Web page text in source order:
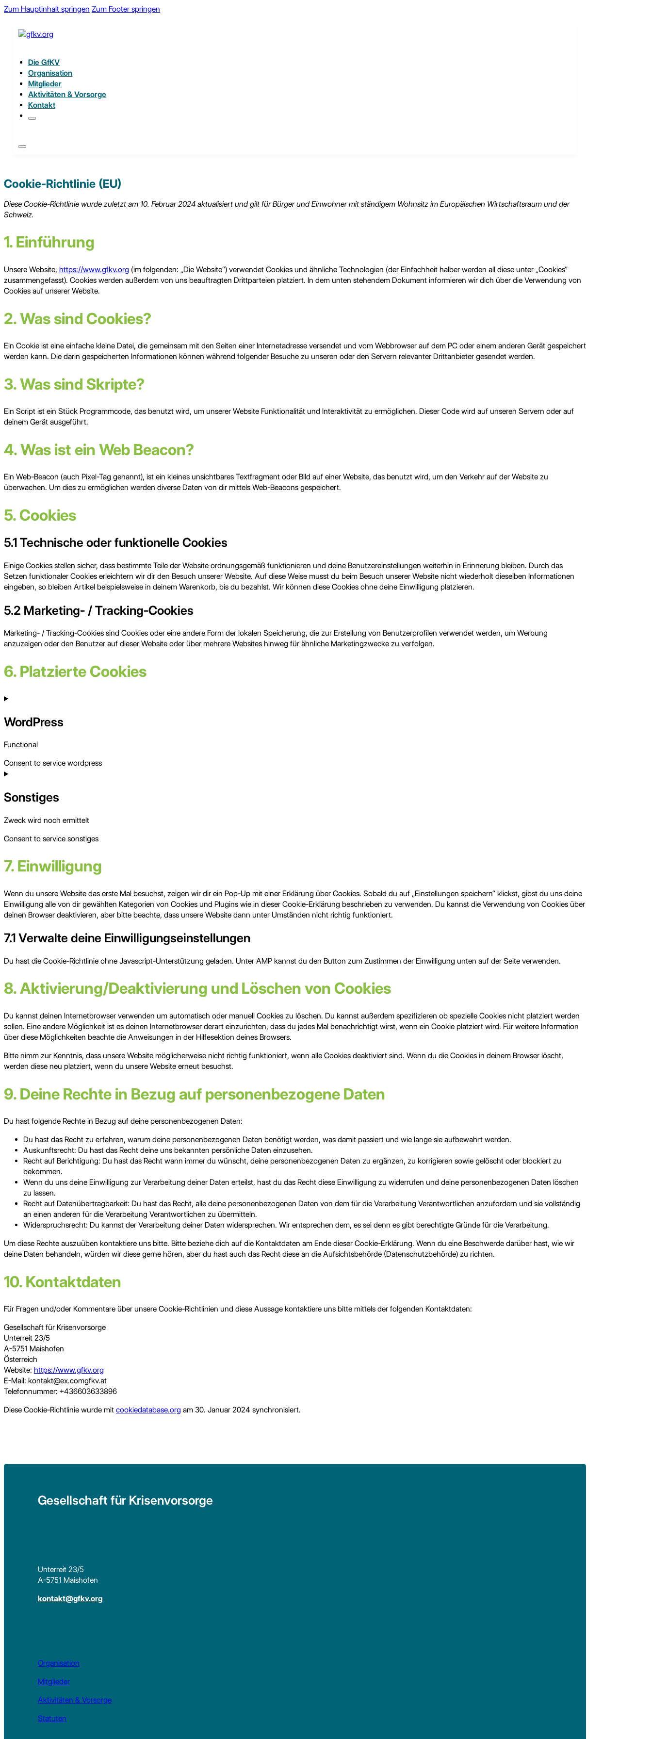
Zum Hauptinhalt springen Zum Footer springen
Die GfKV
Organisation
Mitglieder
Aktivitäten & Vorsorge
Kontakt
Cookie-Richtlinie (EU)
Diese Cookie-Richtlinie wurde zuletzt am 10. Februar 2024 aktualisiert und gilt für Bürger und Einwohner mit ständigem Wohnsitz im Europäischen Wirtschaftsraum und der
Schweiz.
1. Einführung
Unsere Website, https://www.gfkv.org (im folgenden: „Die Website“) verwendet Cookies und ähnliche Technologien (der Einfachheit halber werden all diese unter „Cookies“
zusammengefasst). Cookies werden außerdem von uns beauftragten Drittparteien platziert. In dem unten stehendem Dokument informieren wir dich über die Verwendung von
Cookies auf unserer Website.
2. Was sind Cookies?
Ein Cookie ist eine einfache kleine Datei, die gemeinsam mit den Seiten einer Internetadresse versendet und vom Webbrowser auf dem PC oder einem anderen Gerät gespeichert
werden kann. Die darin gespeicherten Informationen können während folgender Besuche zu unseren oder den Servern relevanter Drittanbieter gesendet werden.
3. Was sind Skripte?
Ein Script ist ein Stück Programmcode, das benutzt wird, um unserer Website Funktionalität und Interaktivität zu ermöglichen. Dieser Code wird auf unseren Servern oder auf
deinem Gerät ausgeführt.
4. Was ist ein Web Beacon?
Ein Web-Beacon (auch Pixel-Tag genannt), ist ein kleines unsichtbares Textfragment oder Bild auf einer Website, das benutzt wird, um den Verkehr auf der Website zu
überwachen. Um dies zu ermöglichen werden diverse Daten von dir mittels Web-Beacons gespeichert.
5. Cookies
5.1 Technische oder funktionelle Cookies
Einige Cookies stellen sicher, dass bestimmte Teile der Website ordnungsgemäß funktionieren und deine Benutzereinstellungen weiterhin in Erinnerung bleiben. Durch das
Setzen funktionaler Cookies erleichtern wir dir den Besuch unserer Website. Auf diese Weise musst du beim Besuch unserer Website nicht wiederholt dieselben Informationen
eingeben, so bleiben Artikel beispielsweise in deinem Warenkorb, bis du bezahlst. Wir können diese Cookies ohne deine Einwilligung platzieren.
5.2 Marketing- / Tracking-Cookies
Marketing- / Tracking-Cookies sind Cookies oder eine andere Form der lokalen Speicherung, die zur Erstellung von Benutzerprofilen verwendet werden, um Werbung
anzuzeigen oder den Benutzer auf dieser Website oder über mehrere Websites hinweg für ähnliche Marketingzwecke zu verfolgen.
6. Platzierte Cookies
WordPress
Functional
Consent to service wordpress
Sonstiges
Zweck wird noch ermittelt
Consent to service sonstiges
7. Einwilligung
Wenn du unsere Website das erste Mal besuchst, zeigen wir dir ein Pop-Up mit einer Erklärung über Cookies. Sobald du auf „Einstellungen speichern“ klickst, gibst du uns deine
Einwilligung alle von dir gewählten Kategorien von Cookies und Plugins wie in dieser Cookie-Erklärung beschrieben zu verwenden. Du kannst die Verwendung von Cookies über
deinen Browser deaktivieren, aber bitte beachte, dass unsere Website dann unter Umständen nicht richtig funktioniert.
7.1 Verwalte deine Einwilligungseinstellungen
Du hast die Cookie-Richtlinie ohne Javascript-Unterstützung geladen. Unter AMP kannst du den Button zum Zustimmen der Einwilligung unten auf der Seite verwenden.
8. Aktivierung/Deaktivierung und Löschen von Cookies
Du kannst deinen Internetbrowser verwenden um automatisch oder manuell Cookies zu löschen. Du kannst außerdem spezifizieren ob spezielle Cookies nicht platziert werden
sollen. Eine andere Möglichkeit ist es deinen Internetbrowser derart einzurichten, dass du jedes Mal benachrichtigt wirst, wenn ein Cookie platziert wird. Für weitere Information
über diese Möglichkeiten beachte die Anweisungen in der Hilfesektion deines Browsers.
Bitte nimm zur Kenntnis, dass unsere Website möglicherweise nicht richtig funktioniert, wenn alle Cookies deaktiviert sind. Wenn du die Cookies in deinem Browser löscht,
werden diese neu platziert, wenn du unsere Website erneut besuchst.
9. Deine Rechte in Bezug auf personenbezogene Daten
Du hast folgende Rechte in Bezug auf deine personenbezogenen Daten:
Du hast das Recht zu erfahren, warum deine personenbezogenen Daten benötigt werden, was damit passiert und wie lange sie aufbewahrt werden.
Auskunftsrecht: Du hast das Recht deine uns bekannten persönliche Daten einzusehen.
Recht auf Berichtigung: Du hast das Recht wann immer du wünscht, deine personenbezogenen Daten zu ergänzen, zu korrigieren sowie gelöscht oder blockiert zu
bekommen.
Wenn du uns deine Einwilligung zur Verarbeitung deiner Daten erteilst, hast du das Recht diese Einwilligung zu widerrufen und deine personenbezogenen Daten löschen
zu lassen.
Recht auf Datenübertragbarkeit: Du hast das Recht, alle deine personenbezogenen Daten von dem für die Verarbeitung Verantwortlichen anzufordern und sie vollständig
an einen anderen für die Verarbeitung Verantwortlichen zu übermitteln.
Widerspruchsrecht: Du kannst der Verarbeitung deiner Daten widersprechen. Wir entsprechen dem, es sei denn es gibt berechtigte Gründe für die Verarbeitung.
Um diese Rechte auszuüben kontaktiere uns bitte. Bitte beziehe dich auf die Kontaktdaten am Ende dieser Cookie-Erklärung. Wenn du eine Beschwerde darüber hast, wie wir
deine Daten behandeln, würden wir diese gerne hören, aber du hast auch das Recht diese an die Aufsichtsbehörde (Datenschutzbehörde) zu richten.
10. Kontaktdaten
Für Fragen und/oder Kommentare über unsere Cookie-Richtlinien und diese Aussage kontaktiere uns bitte mittels der folgenden Kontaktdaten:
Gesellschaft für Krisenvorsorge
Unterreit 23/5
A-5751 Maishofen
Österreich
Website: https://www.gfkv.org
E-Mail: kontakt@ex.comgfkv.at
Telefonnummer: +436603633896
Diese Cookie-Richtlinie wurde mit cookiedatabase.org am 30. Januar 2024 synchronisiert.
Gesellschaft für Krisenvorsorge
Unterreit 23/5
A-5751 Maishofen
kontakt@gfkv.org
Organisation
Mitglieder
Aktivitäten & Vorsorge
Statuten